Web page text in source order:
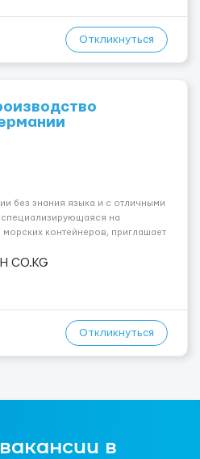
Откликнуться
без знания языка и с отличными
на
морских контейнеров, приглашает
- Сантехники 🚰 - Сварщики 🔧 -
CO.KG
Откликнуться
в